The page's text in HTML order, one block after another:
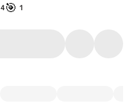
4🎯 1